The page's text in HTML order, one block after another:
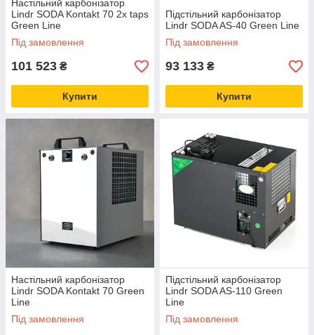
Настільний карбонізатор
Lindr SODA Kontakt 70 2x taps
Green Line
Під замовлення
101 523 ₴
Купити
Підстільний карбонізатор
Lindr SODA AS-40 Green Line
Під замовлення
93 133 ₴
Купити
Настільний карбонізатор
Lindr SODA Kontakt 70 Green
Line
Під замовлення
Підстільний карбонізатор
Lindr SODA AS-110 Green
Line
Під замовлення